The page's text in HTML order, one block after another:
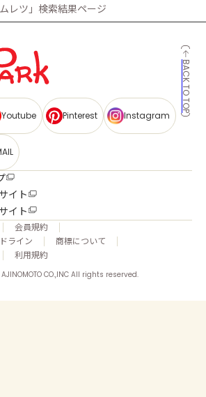
ムレツ」検索結果ページ
BACK TO TOP
Youtube Pinterest Instagram
イト
イト
会員規約
ライン
商標について
利用規約
CO.,INC All rights reserved.